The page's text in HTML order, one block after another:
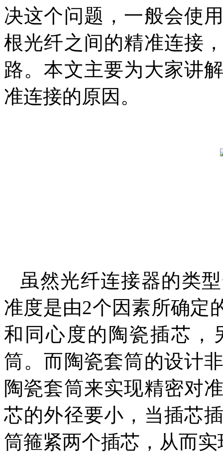
决这个问题，一般会使
根光纤之间的精准连接
路。本文主要为大家讲
准连接的原因。
虽然光纤连接器的类
准度是由2个因素所确定
和同心度的陶瓷插芯，
筒。而陶瓷套筒的设计
陶瓷套筒来实现精密对
芯的外径要小，当插芯
筒箍紧两个插芯，从而